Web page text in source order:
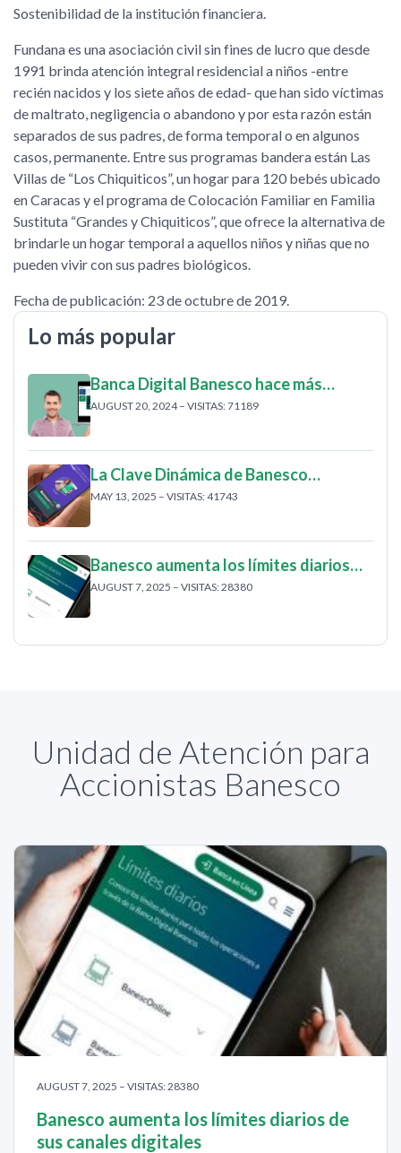
Sostenibilidad de la institución financiera.
Fundana es una asociación civil sin fines de lucro que desde
1991 brinda atención integral residencial a niños -entre
recién nacidos y los siete años de edad- que han sido víctimas
de maltrato, negligencia o abandono y por esta razón están
separados de sus padres, de forma temporal o en algunos
casos, permanente. Entre sus programas bandera están Las
Villas de “Los Chiquiticos”, un hogar para 120 bebés ubicado
en Caracas y el programa de Colocación Familiar en Familia
Sustituta “Grandes y Chiquiticos”, que ofrece la alternativa de
brindarle un hogar temporal a aquellos niños y niñas que no
pueden vivir con sus padres biológicos.
Fecha de publicación: 23 de octubre de 2019.
Lo más popular
Banca Digital Banesco hace más…
AUGUST 20, 2024 – VISITAS: 71189
La Clave Dinámica de Banesco…
MAY 13, 2025 – VISITAS: 41743
Banesco aumenta los límites diarios…
AUGUST 7, 2025 – VISITAS: 28380
Unidad de Atención para
Accionistas Banesco
AUGUST 7, 2025 – VISITAS: 28380
Banesco aumenta los límites diarios de
sus canales digitales